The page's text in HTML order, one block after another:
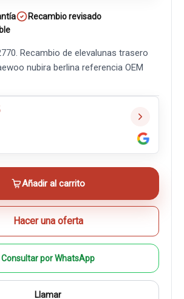
Recambio revisado
Recambio de elevalunas trasero
nubira berlina referencia OEM
Añadir al carrito
Hacer una oferta
Consultar por WhatsApp
Llamar